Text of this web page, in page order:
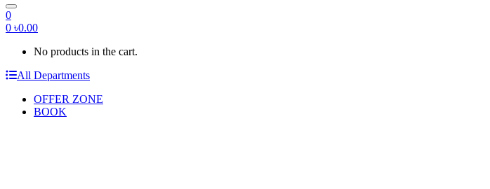
0
0 ৳0.00
No products in the cart.
All Departments
OFFER ZONE
BOOK